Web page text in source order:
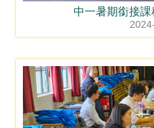
中一暑期銜接